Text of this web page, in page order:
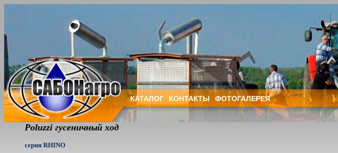
Poluzzi гусеничный ход
КАТАЛОГ КОНТАКТЫ ФОТОГАЛЕРЕЯ
серия RHINO